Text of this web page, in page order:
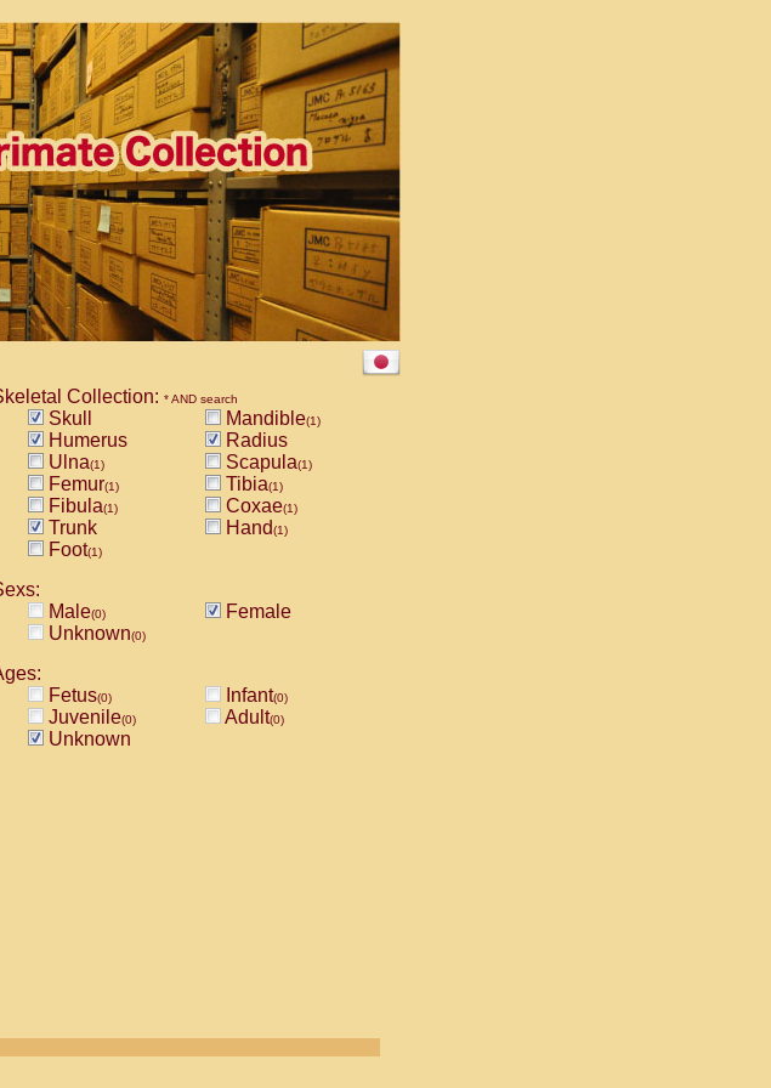
Collection: * AND search
Skull Mandible(1)
Humerus
Radius
Ulna(1) Scapula(1)
Femur(1) Tibia(1)
Fibula(1) Coxae(1)
Trunk Hand(1)
Foot(1)
Male(0)
Female
Unknown(0)
Fetus(0) Infant(0)
Juvenile(0) Adult(0)
Unknown